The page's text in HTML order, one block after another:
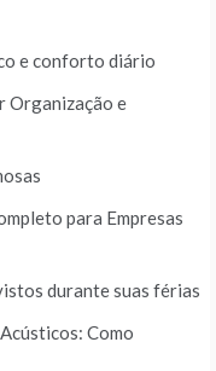
e conforto diário
Organização e
para Empresas
durante suas férias
Como